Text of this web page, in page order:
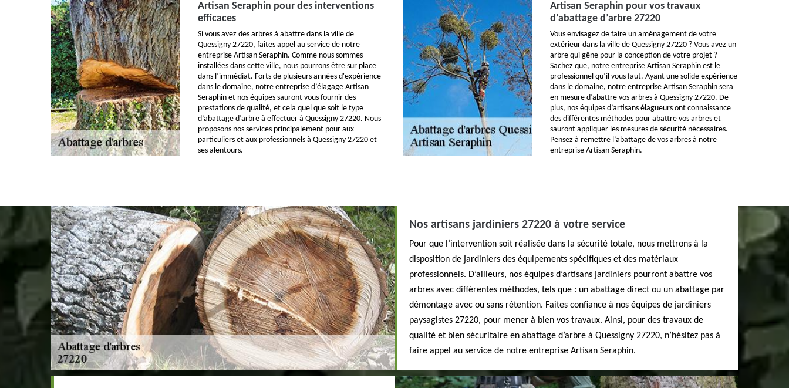
Artisan Seraphin pour des interventions
efficaces
Si vous avez des arbres à abattre dans la ville de
Quessigny 27220, faites appel au service de notre
entreprise Artisan Seraphin. Comme nous sommes
installées dans cette ville, nous pourrons être sur place
dans l’immédiat. Forts de plusieurs années d'expérience
dans le domaine, notre entreprise d’élagage Artisan
Seraphin et nos équipes sauront vous fournir des
prestations de qualité, et cela quel que soit le type
d’abattage d’arbre à effectuer à Quessigny 27220. Nous
proposons nos services principalement pour aux
particuliers et aux professionnels à Quessigny 27220 et
ses alentours.
Artisan Seraphin pour vos travaux
d’abattage d’arbre 27220
Vous envisagez de faire un aménagement de votre
extérieur dans la ville de Quessigny 27220 ? Vous avez un
arbre qui gêne pour la conception de votre projet ?
Sachez que, notre entreprise Artisan Seraphin est le
professionnel qu’il vous faut. Ayant une solide expérience
dans le domaine, notre entreprise Artisan Seraphin sera
en mesure d’abattre vos arbres à Quessigny 27220. De
plus, nos équipes d’artisans élagueurs ont connaissance
des différentes méthodes pour abattre vos arbres et
sauront appliquer les mesures de sécurité nécessaires.
Pensez à remettre l’abattage de vos arbres à notre
entreprise Artisan Seraphin.
Nos artisans jardiniers 27220 à votre service
Pour que l’intervention soit réalisée dans la sécurité totale, nous mettrons à la
disposition de jardiniers des équipements spécifiques et des matériaux
professionnels. D’ailleurs, nos équipes d’artisans jardiniers pourront abattre vos
arbres avec différentes méthodes, tels que : un abattage direct ou un abattage par
démontage avec ou sans rétention. Faites confiance à nos équipes de jardiniers
paysagistes 27220, pour mener à bien vos travaux. Ainsi, pour des travaux de
qualité et bien sécuritaire en abattage d’arbre à Quessigny 27220, n’hésitez pas à
faire appel au service de notre entreprise Artisan Seraphin.